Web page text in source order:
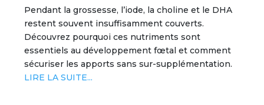
Pendant la grossesse, l’iode, la choline et le DHA
restent souvent insuffisamment couverts.
Découvrez pourquoi ces nutriments sont
essentiels au développement fœtal et comment
sécuriser les apports sans sur-supplémentation.
LIRE LA SUITE...